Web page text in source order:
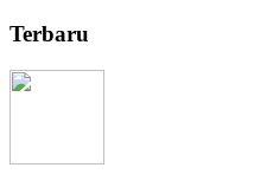
Terbaru